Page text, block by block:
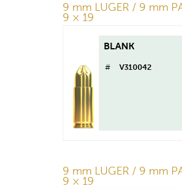
9 mm LUGER / 9 mm
9 × 19
BLANK
# V310042
9 mm LUGER / 9 mm
9 × 19